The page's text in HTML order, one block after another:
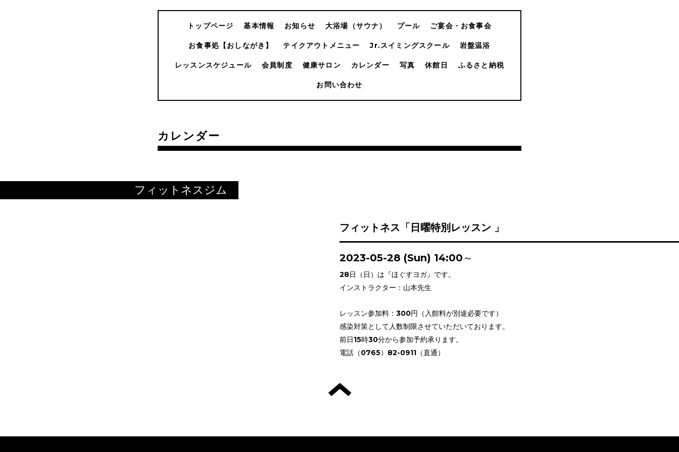
トップページ 基本情報 お知らせ 大浴場（サウナ） プール ご宴会・お食事会
お食事処【おしながき】 テイクアウトメニュー Jr.スイミングスクール 岩盤温浴
レッスンスケジュール 会員制度 健康サロン カレンダー 写真 休館日 ふるさと納税
お問い合わせ
カレンダー
フィットネスジム
フィットネス「日曜特別レッスン 」
2023-05-28 (Sun) 14:00～
28日（日）は『ほぐすヨガ』です。
インストラクター：山本先生
レッスン参加料：300円（入館料が別途必要です）
感染対策として人数制限させていただいております。
前日15時30分から参加予約承ります。
電話（0765）82-0911（直通）